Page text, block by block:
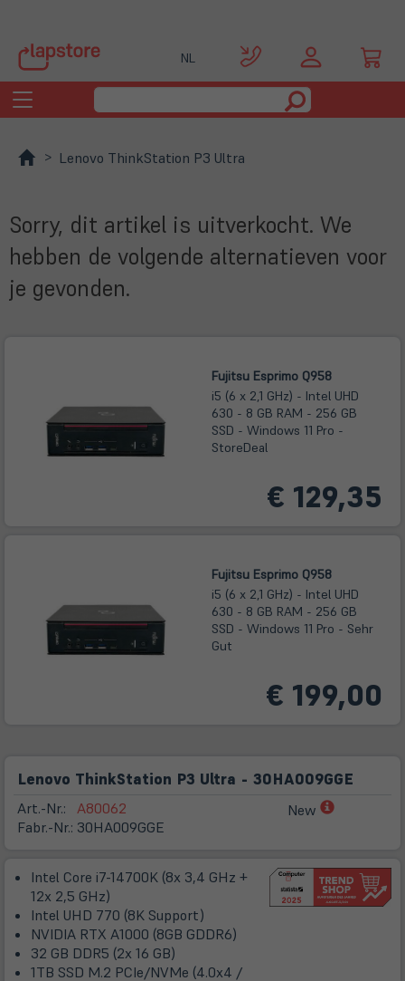
NL
Toggle
navigation
Lenovo ThinkStation P3 Ultra
Sorry, dit artikel is uitverkocht. We
hebben de volgende alternatieven voor
je gevonden.
Fujitsu Esprimo Q958
i5 (6 x 2,1 GHz) - Intel UHD
630 - 8 GB RAM - 256 GB
SSD - Windows 11 Pro -
StoreDeal
€ 129,35
Fujitsu Esprimo Q958
i5 (6 x 2,1 GHz) - Intel UHD
630 - 8 GB RAM - 256 GB
SSD - Windows 11 Pro - Sehr
Gut
€ 199,00
Lenovo ThinkStation P3 Ultra - 30HA009GGE
Art.-Nr.:
Fabr.-Nr.:
A80062
30HA009GGE
New
(öffnet
Tab)
Intel Core i7-14700K (8x 3,4 GHz +
12x 2,5 GHz)
Intel UHD 770 (8K Support)
NVIDIA RTX A1000 (8GB GDDR6)
32 GB DDR5 (2x 16 GB)
1TB SSD M.2 PCIe/NVMe (4.0x4 /